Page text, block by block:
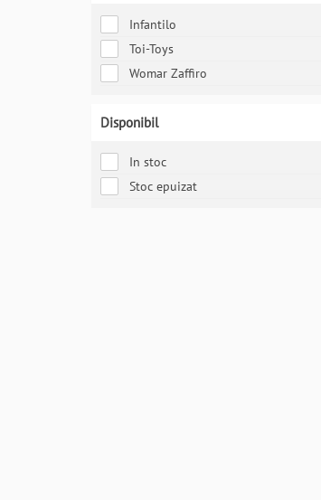
Infantilo
Toi-Toys
Womar Zaffiro
Disponibil
In stoc
Stoc epuizat